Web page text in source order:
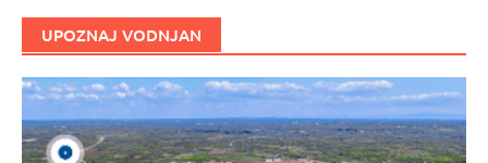
UPOZNAJ VODNJAN